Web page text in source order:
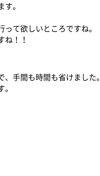
。
て欲しいところですね。
ね！！
手間も時間も省けました。